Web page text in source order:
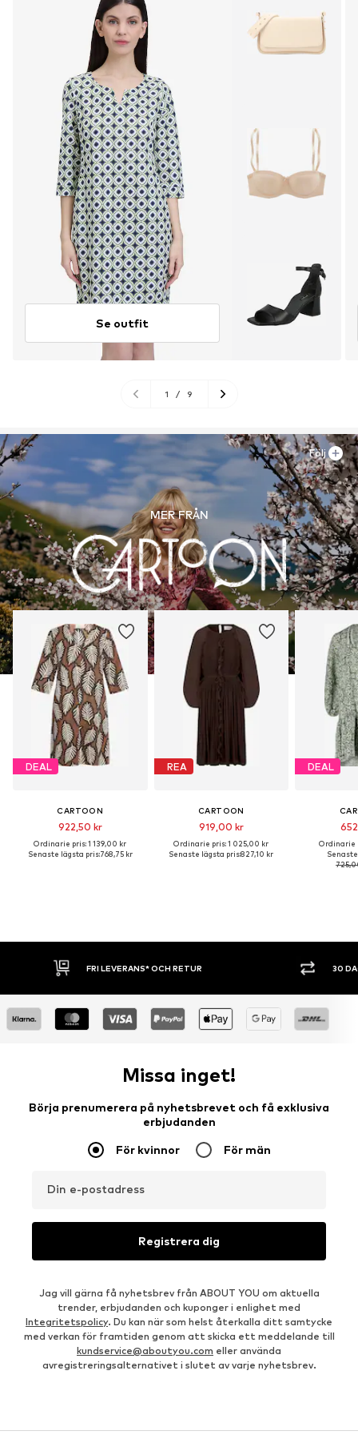
Se outfit
1 / 9
MER FRÅN
DEAL
CARTOON
922,50 kr
Ordinarie pris: 1 139,00 kr
Senaste lägsta pris:768,75 kr
REA
CARTOON
919,00 kr
Ordinarie pris: 1 025,00 kr
Senaste lägsta pris:827,10 kr
DEAL
Ordinarie
Följ
OCH RETUR 30 DAGARS ÖPPET KÖP
Missa inget!
Börja prenumerera på nyhetsbrevet och få exklusiva
erbjudanden
För kvinnor För män
Din e-postadress
Registrera dig
Jag vill gärna få nyhetsbrev från ABOUT YOU om aktuella
trender, erbjudanden och kuponger i enlighet med
Integritetspolicy. Du kan när som helst återkalla ditt samtycke
med verkan för framtiden genom att skicka ett meddelande till
kundservice@aboutyou.com eller använda
avregistreringsalternativet i slutet av varje nyhetsbrev.